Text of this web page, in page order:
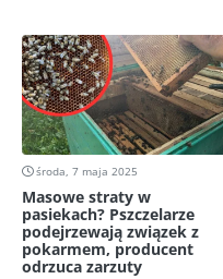
środa, 7 maja 2025
Masowe straty w
pasiekach? Pszczelarze
podejrzewają związek z
pokarmem, producent
odrzuca zarzuty